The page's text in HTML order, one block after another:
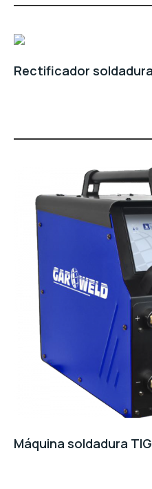
Rectificador
Máquina soldadura